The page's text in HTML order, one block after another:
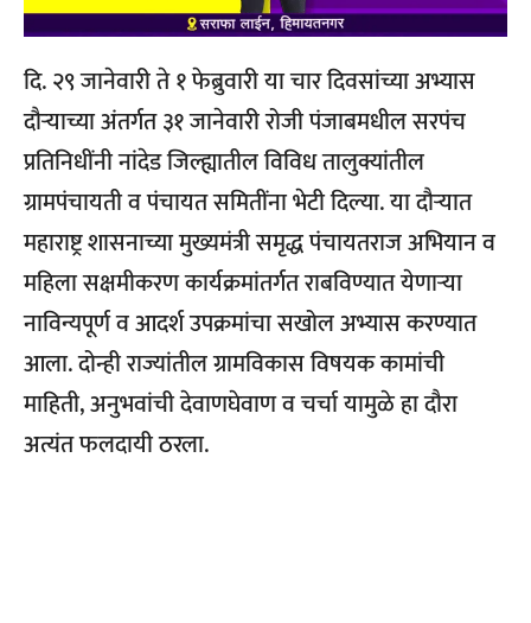
दि. २९ जानेवारी ते १ फेब्रुवारी या चार दिवसांच्या अभ्यास
दौर्‍याच्या अंतर्गत ३१ जानेवारी रोजी पंजाबमधील सरपंच
प्रतिनिधींनी नांदेड जिल्ह्यातील विविध तालुक्यांतील
ग्रामपंचायती व पंचायत समितींना भेटी दिल्या. या दौर्‍यात
महाराष्ट्र शासनाच्या मुख्यमंत्री समृद्ध पंचायतराज अभियान व
महिला सक्षमीकरण कार्यक्रमांतर्गत राबविण्यात येणाऱ्या
नाविन्यपूर्ण व आदर्श उपक्रमांचा सखोल अभ्यास करण्यात
आला. दोन्ही राज्यांतील ग्रामविकास विषयक कामांची
माहिती, अनुभवांची देवाणघेवाण व चर्चा यामुळे हा दौरा
अत्यंत फलदायी ठरला.